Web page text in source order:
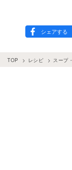
TOP レシピ スープ